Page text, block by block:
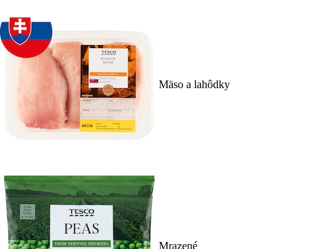
Mäso a lahôdky
Mrazené